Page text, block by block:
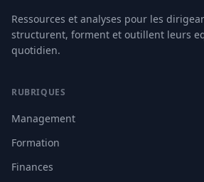
Ressources et analyses pour les
structurent, forment et outillent leurs
quotidien.
RUBRIQUES
Management
Formation
Finances